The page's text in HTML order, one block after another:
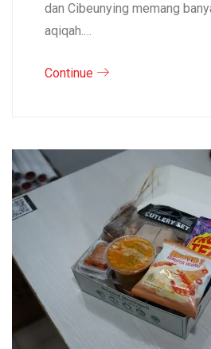
dan Cibeunying memang
aqiqah.…
Continue